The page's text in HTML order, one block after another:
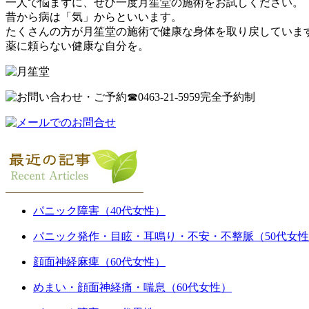
一人で悩まずに、ぜひ一度月笙堂の施術をお試しください。
昔から病は「気」からといいます。
たくさんの方が月笙堂の施術で健康な身体を取り戻していま
薬に頼らない健康な自分を。
パニック障害（40代女性）
パニック発作・目眩・耳鳴り・不安・不整脈（50代女性
顔面神経麻痺（60代女性）
めまい・顔面神経痛・喘息（60代女性）